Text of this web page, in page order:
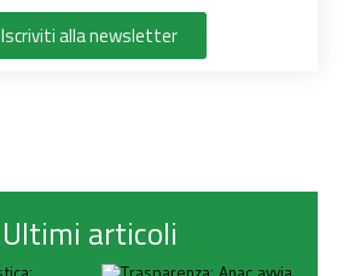
Iscriviti alla newsletter
Ultimi articoli